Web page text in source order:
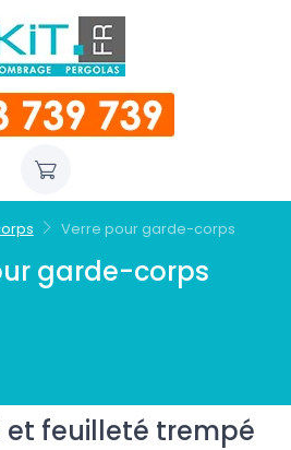
Verre pour garde-corps
garde-corps
et feuilleté trempé